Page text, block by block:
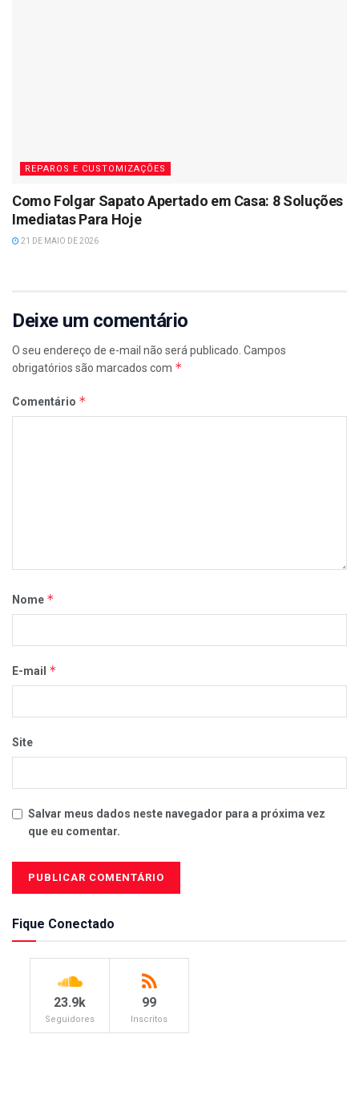
REPAROS E CUSTOMIZAÇÕES
Como Folgar Sapato Apertado em Casa: 8 Soluções
Imediatas Para Hoje
21 DE MAIO DE 2026
Deixe um comentário
O seu endereço de e-mail não será publicado. Campos
obrigatórios são marcados com *
Comentário *
Nome *
E-mail *
Site
Salvar meus dados neste navegador para a próxima vez
que eu comentar.
Fique Conectado
23.9k
Seguidores
99
Inscritos